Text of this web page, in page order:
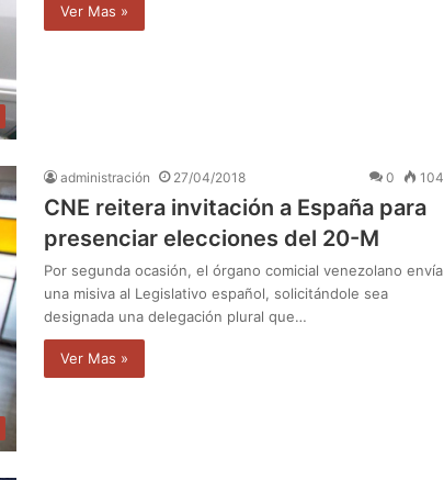
Ver Mas »
administración 27/04/2018 0 104
CNE reitera invitación a España para
presenciar elecciones del 20-M
Por segunda ocasión, el órgano comicial venezolano envía
una misiva al Legislativo español, solicitándole sea
designada una delegación plural que…
Ver Mas »